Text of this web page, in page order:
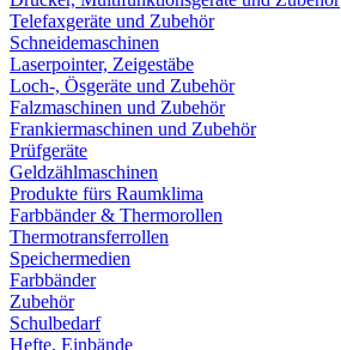
Telefaxgeräte und Zubehör
Schneidemaschinen
Laserpointer, Zeigestäbe
Loch-, Ösgeräte und Zubehör
Falzmaschinen und Zubehör
Frankiermaschinen und Zubehör
Prüfgeräte
Geldzählmaschinen
Produkte fürs Raumklima
Farbbänder & Thermorollen
Thermotransferrollen
Speichermedien
Farbbänder
Zubehör
Schulbedarf
Hefte, Einbände